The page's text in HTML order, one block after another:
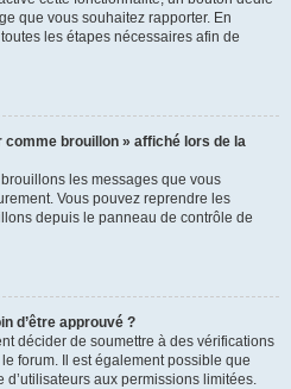
que vous souhaitez rapporter. En
les étapes nécessaires afin de
brouillon » affiché lors de la
brouillons les messages que vous
Vous pouvez reprendre les
depuis le panneau de contrôle de
d’être approuvé ?
décider de soumettre à des vérifications
forum. Il est également possible que
aux permissions limitées.